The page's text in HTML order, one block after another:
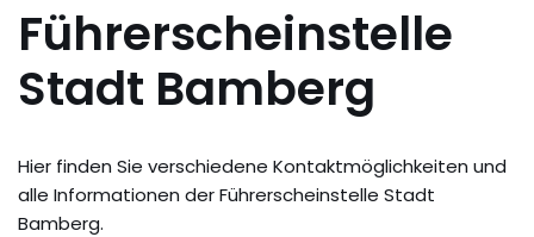
Führerscheinstelle
Stadt Bamberg
Hier finden Sie verschiedene Kontaktmöglichkeiten und
alle Informationen der Führerscheinstelle Stadt
Bamberg.